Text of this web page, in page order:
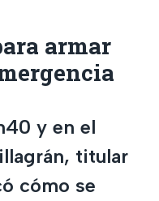
armar
y en el
titular
cómo se